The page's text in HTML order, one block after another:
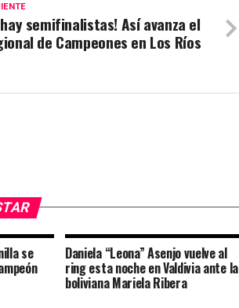
hay semifinalistas! Así avanza el
de Campeones en Los Ríos
se Daniela “Leona” Asenjo vuelve al
ring esta noche en Valdivia ante la
boliviana Mariela Ribera